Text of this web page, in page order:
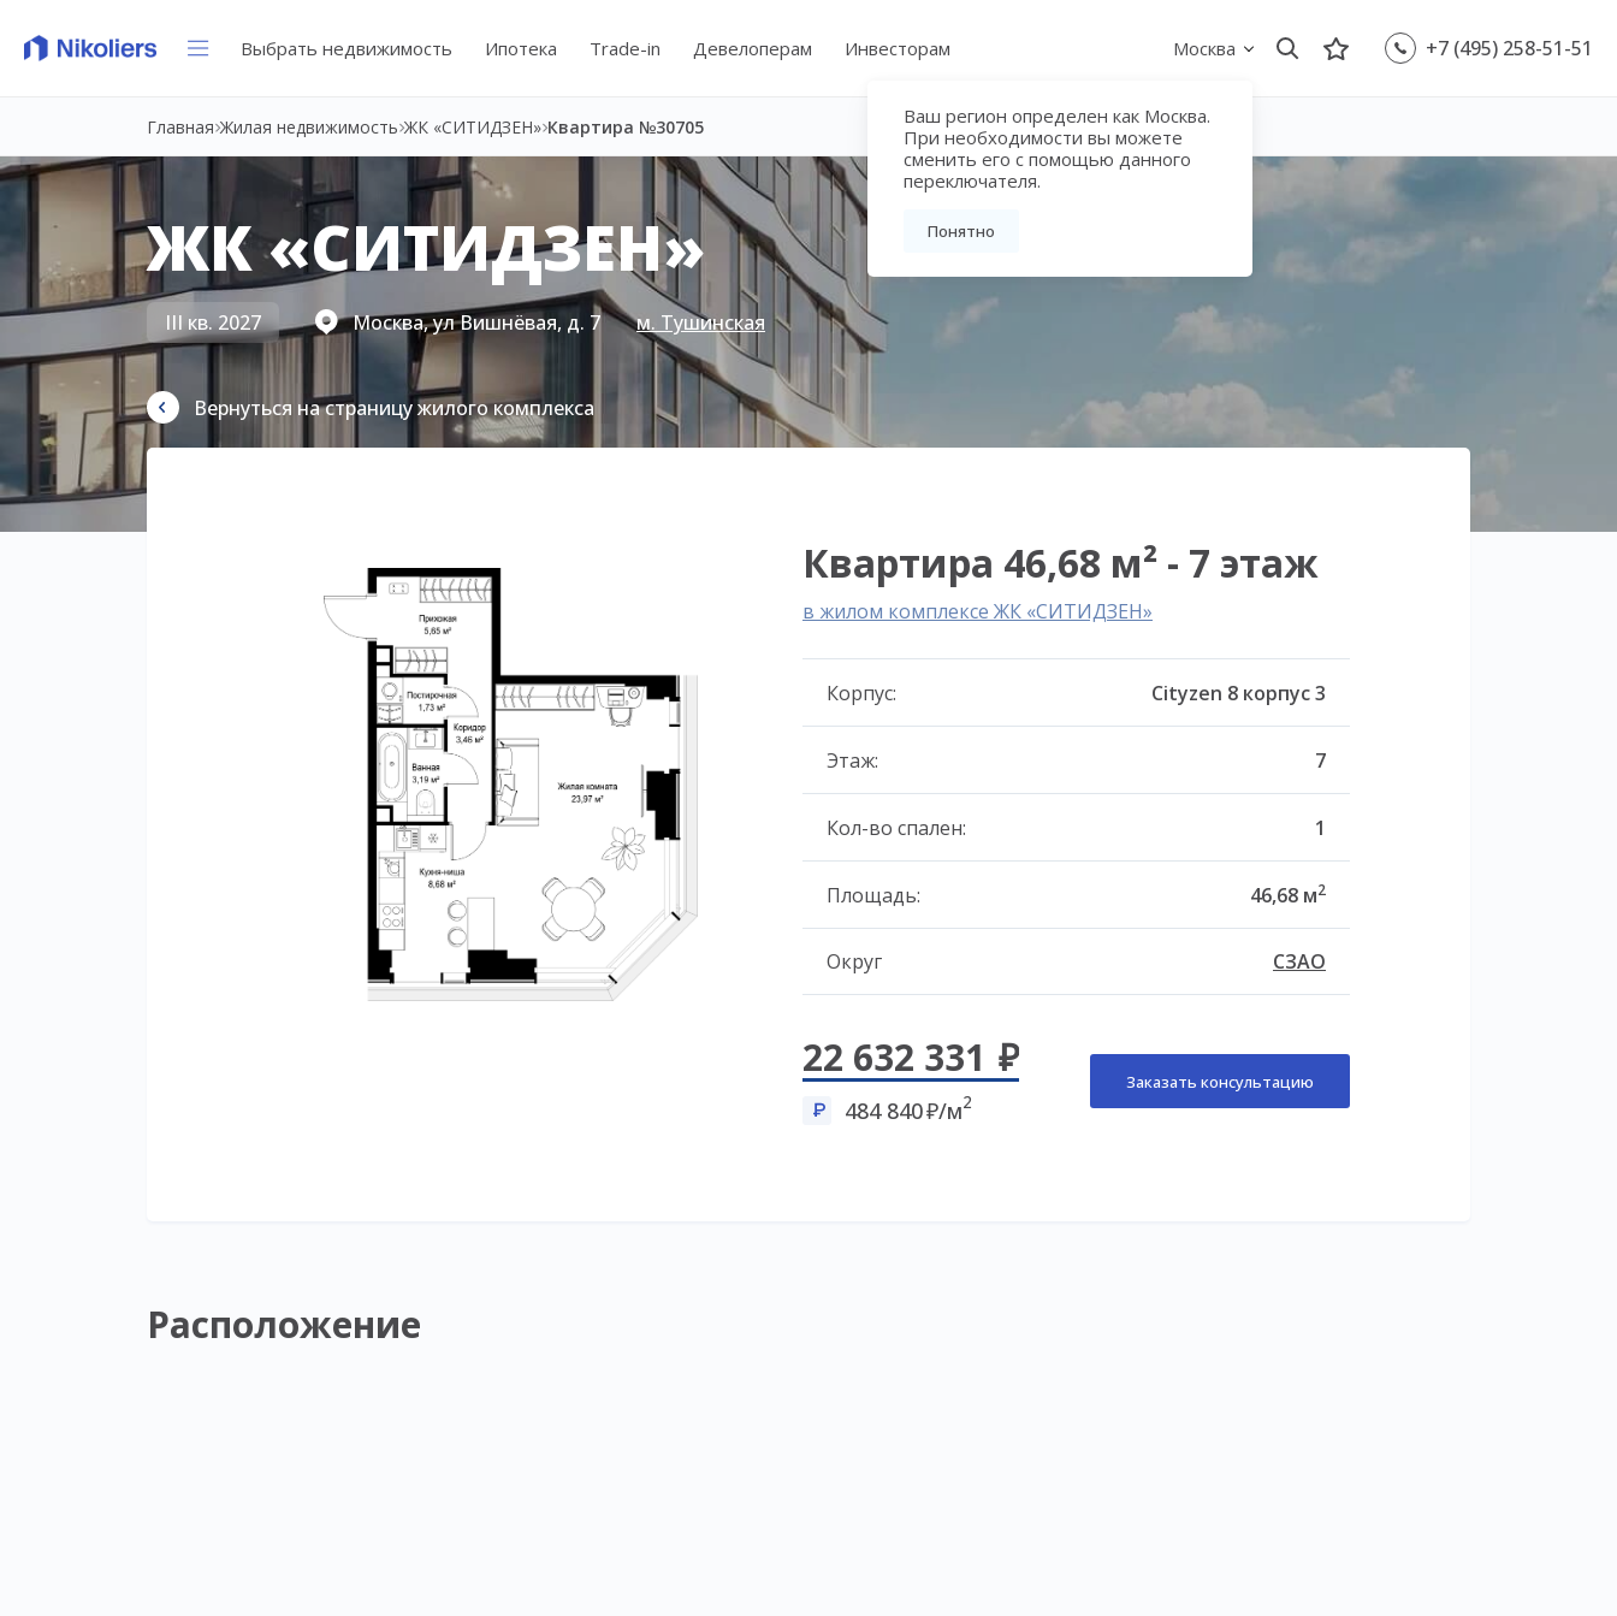
Выбрать недвижимость Ипотека Trade-in Девелоперам Инвесторам Москва
Ваш регион определен как Москва.
При необходимости вы можете
сменить его с помощью данного
переключателя.
Понятно
+7 (495) 258-51-51
Главная Жилая недвижимость ЖК «СИТИДЗЕН» Квартира №30705
ЖК «СИТИДЗЕН»
III кв. 2027 Москва, ул Вишнёвая, д. 7 м. Тушинская
Вернуться на страницу жилого комплекса
Квартира 46,68 м² - 7 этаж
в жилом комплексе ЖК «СИТИДЗЕН»
Корпус: Cityzen 8 корпус 3
Этаж: 7
Кол-во спален: 1
Площадь: 46,68 м2
Округ СЗАО
22 632 331
484 840 /м2
Заказать консультацию
Расположение